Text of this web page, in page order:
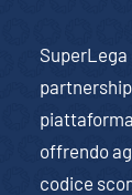
SuperLega
offrendo
codice